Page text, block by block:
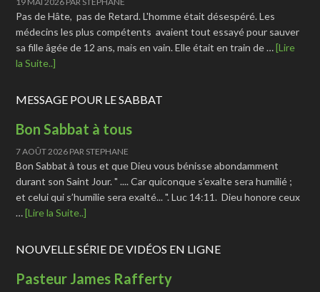
Pas de Hâte, pas de Retard. L'homme était désespéré. Les
médecins les plus compétents avaient tout essayé pour sauver
sa fille âgée de 12 ans, mais en vain. Elle était en train de …[Lire
la Suite..]
MESSAGE POUR LE SABBAT
Bon Sabbat à tous
7 AOÛT 2026 PAR STEPHANE
Bon Sabbat à tous et que Dieu vous bénisse abondamment
durant son Saint Jour. " .... Car quiconque s’exalte sera humilié ;
et celui qui s’humilie sera exalté... ". Luc 14:11. Dieu honore ceux
…[Lire la Suite..]
NOUVELLE SÉRIE DE VIDÉOS EN LIGNE
Pasteur James Rafferty